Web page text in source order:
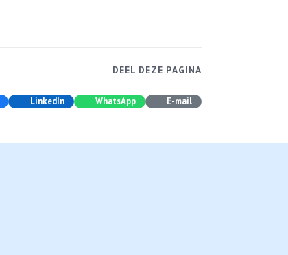
DEEL DEZE PAGINA
LinkedIn WhatsApp E-mail